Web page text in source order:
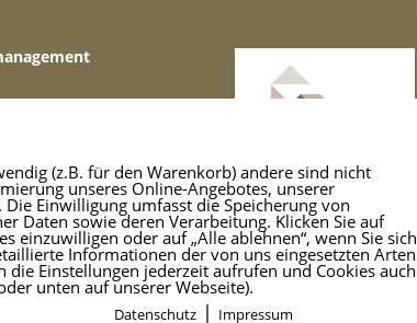
(z.B. für den Warenkorb) andere sind nicht
unseres Online-Angebotes, unserer
Einwilligung umfasst die Speicherung von
Daten sowie deren Verarbeitung. Klicken Sie auf
einzuwilligen oder auf „Alle ablehnen“, wenn Sie sich
Informationen der von uns eingesetzten Arten
Einstellungen jederzeit aufrufen und Cookies auch
unten auf unserer Webseite).
Datenschutz| Impressum